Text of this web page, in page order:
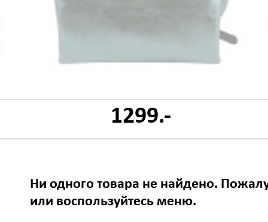
1299.-
Ни одного товара не найдено.
или воспользуйтесь меню.